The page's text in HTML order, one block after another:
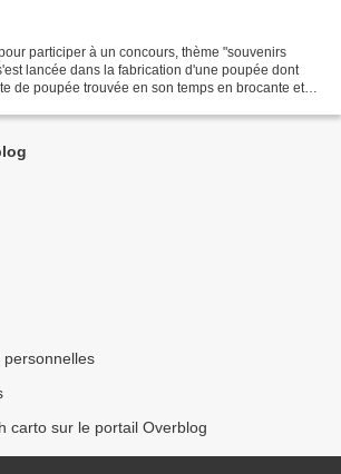
participer à un concours, thème "souvenirs
lancée dans la fabrication d'une poupée dont
de poupée trouvée en son temps en brocante et
carto sur le portail Overblog